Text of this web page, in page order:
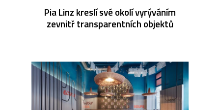
Pia Linz kreslí své okolí vyrýváním
zevnitř transparentních objektů